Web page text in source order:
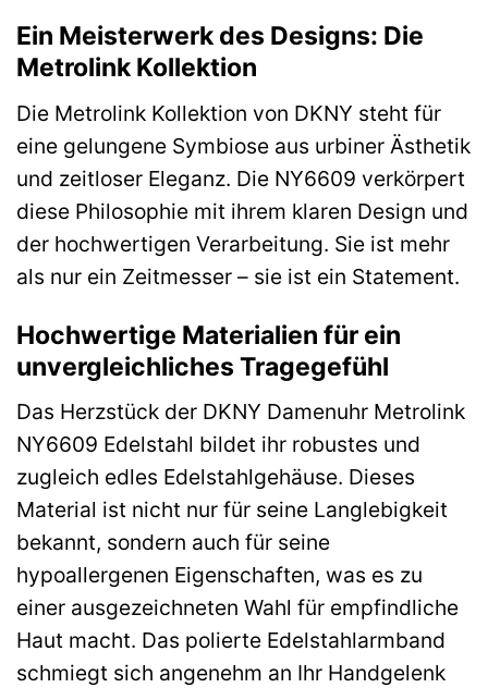
Ein Meisterwerk des Designs: Die
Metrolink Kollektion
Die Metrolink Kollektion von DKNY steht für
eine gelungene Symbiose aus urbiner Ästhetik
und zeitloser Eleganz. Die NY6609 verkörpert
diese Philosophie mit ihrem klaren Design und
der hochwertigen Verarbeitung. Sie ist mehr
als nur ein Zeitmesser – sie ist ein Statement.
Hochwertige Materialien für ein
unvergleichliches Tragegefühl
Das Herzstück der DKNY Damenuhr Metrolink
NY6609 Edelstahl bildet ihr robustes und
zugleich edles Edelstahlgehäuse. Dieses
Material ist nicht nur für seine Langlebigkeit
bekannt, sondern auch für seine
hypoallergenen Eigenschaften, was es zu
einer ausgezeichneten Wahl für empfindliche
Haut macht. Das polierte Edelstahlarmband
schmiegt sich angenehm an Ihr Handgelenk